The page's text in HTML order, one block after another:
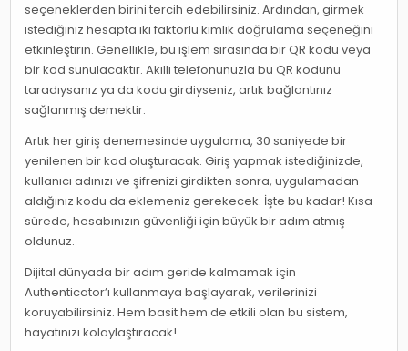
seçeneklerden birini tercih edebilirsiniz. Ardından, girmek
istediğiniz hesapta iki faktörlü kimlik doğrulama seçeneğini
etkinleştirin. Genellikle, bu işlem sırasında bir QR kodu veya
bir kod sunulacaktır. Akıllı telefonunuzla bu QR kodunu
taradıysanız ya da kodu girdiyseniz, artık bağlantınız
sağlanmış demektir.
Artık her giriş denemesinde uygulama, 30 saniyede bir
yenilenen bir kod oluşturacak. Giriş yapmak istediğinizde,
kullanıcı adınızı ve şifrenizi girdikten sonra, uygulamadan
aldığınız kodu da eklemeniz gerekecek. İşte bu kadar! Kısa
sürede, hesabınızın güvenliği için büyük bir adım atmış
oldunuz.
Dijital dünyada bir adım geride kalmamak için
Authenticator’ı kullanmaya başlayarak, verilerinizi
koruyabilirsiniz. Hem basit hem de etkili olan bu sistem,
hayatınızı kolaylaştıracak!